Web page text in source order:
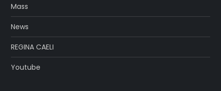
Mass
News
REGINA CAELI
Youtube